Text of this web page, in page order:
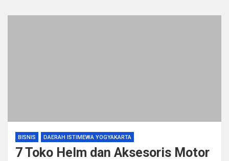
BISNIS DAERAH ISTIMEWA YOGYAKARTA
7 Toko Helm dan Aksesoris Motor